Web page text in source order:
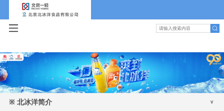
※ 北冰洋简介